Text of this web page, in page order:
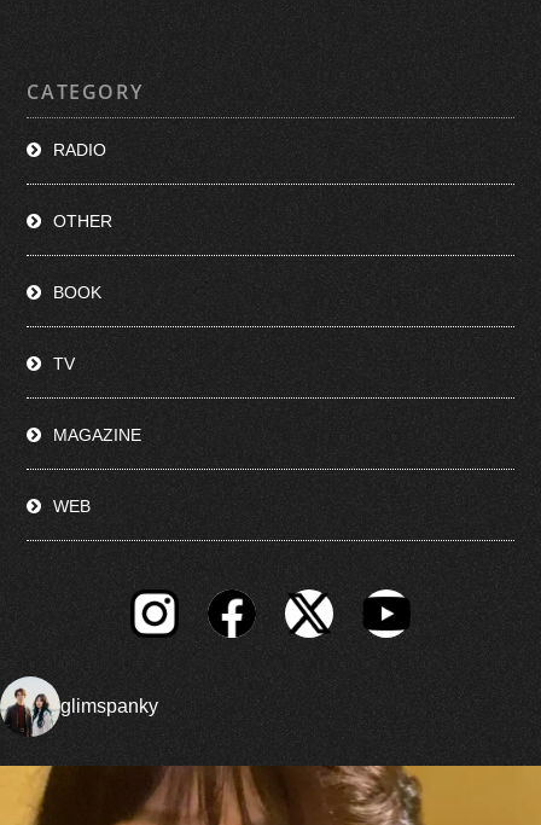
CATEGORY
RADIO
OTHER
BOOK
TV
MAGAZINE
WEB
glimspanky